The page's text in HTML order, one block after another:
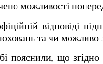
можливості
відповіді
та чи
пояснили, що згідно